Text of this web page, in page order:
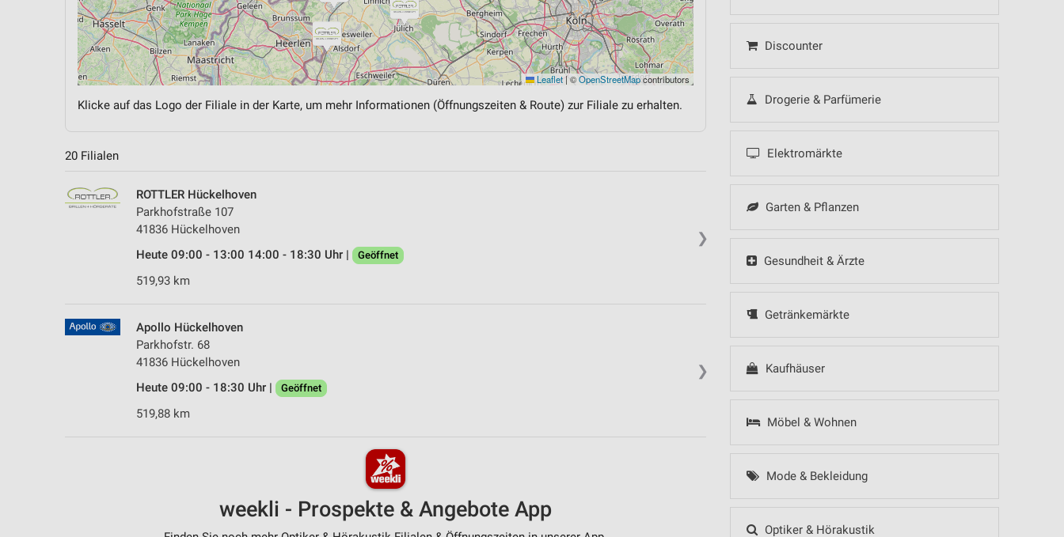
Discounter
Drogerie & Parfümerie
Elektromärkte
Garten & Pflanzen
Gesundheit & Ärzte
Getränkemärkte
Kaufhäuser
Möbel & Wohnen
Mode & Bekleidung
Optiker & Hörakustik
Leaflet| ©OpenStreetMapcontributors
Klicke auf das Logo der Filiale in der Karte, um mehr Informationen (Öffnungszeiten & Route) zur Filiale zu erhalten.
20 Filialen
❯
ROTTLER Hückelhoven
Parkhofstraße 107
41836 Hückelhoven
Heute 09:00 - 13:00 14:00 - 18:30 Uhr |
Geöffnet
519,93 km
❯
Apollo Hückelhoven
Parkhofstr. 68
41836 Hückelhoven
Heute 09:00 - 18:30 Uhr |
Geöffnet
519,88 km
weekli - Prospekte & Angebote App